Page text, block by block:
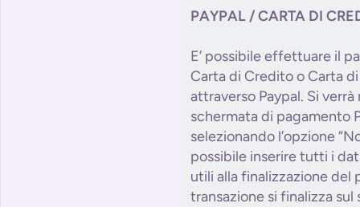
PAYPAL / CARTA DI
E’ possibile effettuare il
Carta di Credito o Carta
attraverso Paypal. Si
schermata di pagamento
selezionando l’opzione
possibile inserire tutti i
utili alla finalizzazione del
transazione si finalizza sul